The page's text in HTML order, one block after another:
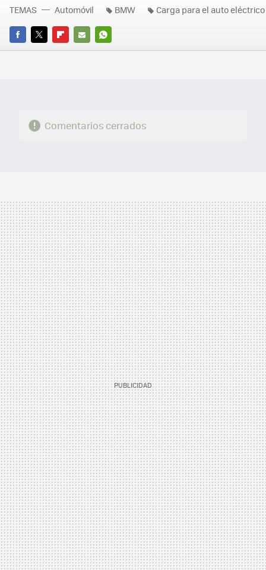
FACEBOOK
TWITTERFLIPBOARD
E-
WHATSAPP
TEMAS Automóvil BMW Carga para el auto eléctrico
Comentarios cerrados